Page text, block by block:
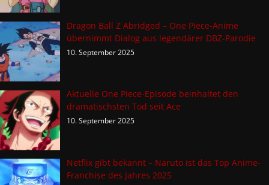
Dragon Ball Z Abridged – One Piece-Anime
übernimmt Dialog aus legendärer DBZ-Parodie
10. September 2025
Aktuelle One Piece-Episode beinhaltet den
dramatischsten Tod seit Ace
10. September 2025
Netflix gibt bekannt – Naruto ist das Top Anime-
Franchise des Jahres 2025